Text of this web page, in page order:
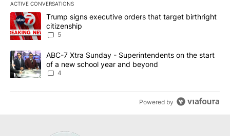
ACTIVE CONVERSATIONS
The following is a list of the most commented articles in the last
A trending article titled "Trump signs executive orders that
Trump signs executive orders that target birthright
citizenship
5
A trending article titled "ABC-7 Xtra Sunday - Superintendents
ABC-7 Xtra Sunday - Superintendents on the start
of a new school year and beyond
4
Powered by